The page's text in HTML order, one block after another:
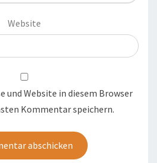
Website
und Website in diesem Browser
Kommentar speichern.